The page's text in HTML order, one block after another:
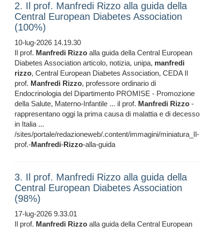
2. Il prof. Manfredi Rizzo alla guida della
Central European Diabetes Association
(100%)
10-lug-2026 14.19.30
Il prof. Manfredi Rizzo alla guida della Central European
Diabetes Association articolo, notizia, unipa, manfredi
rizzo, Central European Diabetes Association, CEDA Il
prof. Manfredi Rizzo, professore ordinario di
Endocrinologia del Dipartimento PROMISE - Promozione
della Salute, Materno-Infantile ... il prof. Manfredi Rizzo -
rappresentano oggi la prima causa di malattia e di decesso
in Italia ...
/sites/portale/redazioneweb/.content/immagini/miniatura_Il-
prof.-Manfredi-Rizzo-alla-guida
3. Il prof. Manfredi Rizzo alla guida della
Central European Diabetes Association
(98%)
17-lug-2026 9.33.01
Il prof. Manfredi Rizzo alla guida della Central European